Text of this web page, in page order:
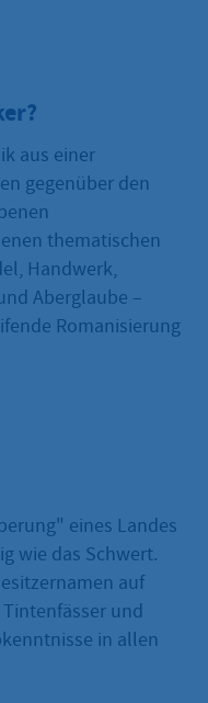
aus einer
gegenüber den
thematischen
Handwerk,
Aberglaube –
Romanisierung
eines Landes
wie das Schwert.
auf
und
in allen